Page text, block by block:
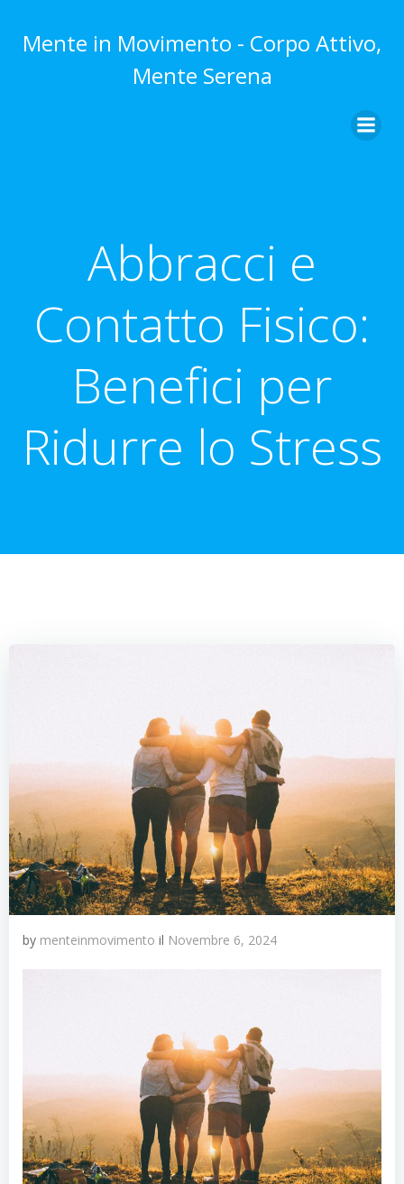
contenuto
Mente in Movimento - Corpo Attivo,
Mente Serena
Abbracci e
Contatto Fisico:
Benefici per
Ridurre lo Stress
by menteinmovimento il Novembre 6, 2024